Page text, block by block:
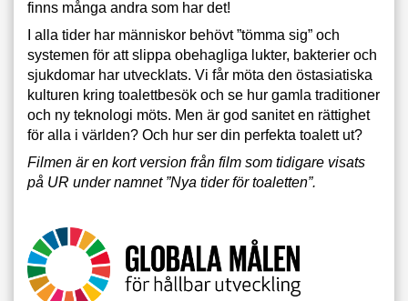
finns många andra som har det!
I alla tider har människor behövt ”tömma sig” och
systemen för att slippa obehagliga lukter, bakterier och
sjukdomar har utvecklats. Vi får möta den östasiatiska
kulturen kring toalettbesök och se hur gamla traditioner
och ny teknologi möts. Men är god sanitet en rättighet
för alla i världen? Och hur ser din perfekta toalett ut?
Filmen är en kort version från film som tidigare visats
på UR under namnet ”Nya tider för toaletten”.